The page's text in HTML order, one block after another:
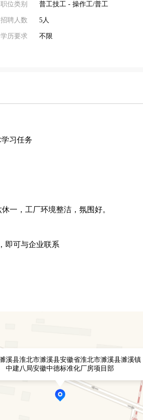
职位类别 普工技工 - 操作工/普工
招聘人数 5人
学历要求 不限
习任务
一，工厂环境整洁，氛围好。
即可与企业联系
溪县淮北市濉溪县安徽省淮北市濉溪县濉溪镇
中建八局安徽中德标准化厂房项目部